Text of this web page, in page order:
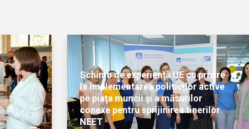
Schimb de experienţă UE cu privire
la implementarea politicilor active
pe piaţa muncii şi a măsurilor
conexe pentru sprijinirea tinerilor
NEET